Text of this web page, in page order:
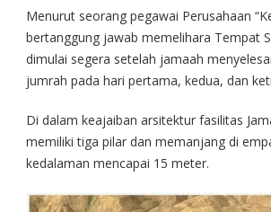
Menurut seorang pegawai Perusahaan
bertanggung jawab memelihara Tempat
dimulai segera setelah jamaah
jumrah pada hari pertama, kedua, dan
Di dalam keajaiban arsitektur fasilitas
memiliki tiga pilar dan memanjang di
kedalaman mencapai 15 meter.